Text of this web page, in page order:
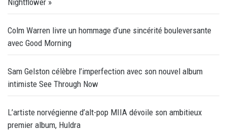
Nightflower »
Colm Warren livre un hommage d’une sincérité bouleversante
avec Good Morning
Sam Gelston célèbre l’imperfection avec son nouvel album
intimiste See Through Now
L’artiste norvégienne d’alt-pop MIIA dévoile son ambitieux
premier album, Huldra